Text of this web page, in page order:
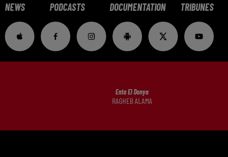
NEWS PODCASTS DOCUMENTATION TRIBUNES
Enta El Donya
RAGHEB ALAMA